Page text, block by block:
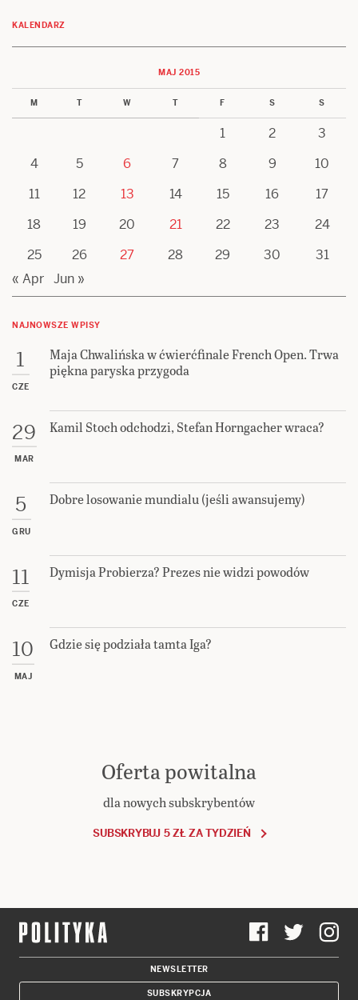
KALENDARZ
MAJ 2015
M T W T F S S
1 2
3
4
5 6 7 8 9
10
11
12 13 14 15 16
17
18
19 20 21 22 23
24
25
26 27 28 29 30
31
« Apr Jun »
NAJNOWSZE WPISY
1
CZE
Maja Chwalińska w ćwierćfinale French Open. Trwa
piękna paryska przygoda
29
MAR
Kamil Stoch odchodzi, Stefan Horngacher wraca?
5
GRU
Dobre losowanie mundialu (jeśli awansujemy)
11
CZE
Dymisja Probierza? Prezes nie widzi powodów
10
MAJ
Gdzie się podziała tamta Iga?
Oferta powitalna
dla nowych subskrybentów
SUBSKRYBUJ 5 ZŁ ZA TYDZIEŃ
NEWSLETTER
SUBSKRYPCJA